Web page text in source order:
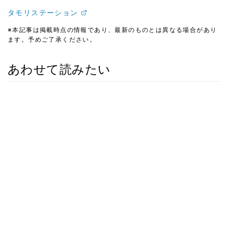
タモリステーション
※本記事は掲載時点の情報であり、最新のものとは異なる場合があり
ます。予めご了承ください。
あわせて読みたい